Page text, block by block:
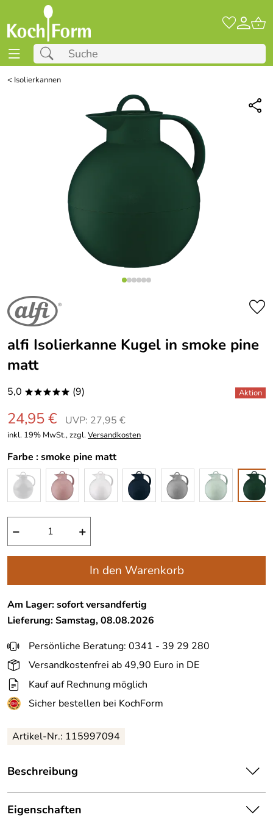
< Isolierkannen
alfi Isolierkanne Kugel in smoke pine
matt
5,0 ***** (9)
24,95 € UVP: 27,95 €
inkl. 19% MwSt., zzgl.Versandkosten
Farbe :smoke pine matt
− +
In den Warenkorb
Am Lager: sofort versandfertig
Lieferung: Samstag, 08.08.2026
Persönliche Beratung: 0341 - 39 29 280
Versandkostenfrei ab 49,90 Euro in DE
Kauf auf Rechnung möglich
Sicher bestellen bei KochForm
Artikel-Nr.: 115997094
Beschreibung
alfiIsolierkanne Kugel in smoke pine matt. Der
Designklassiker von Ole Palsby. Isolierkanne mit 0,94 L
Eigenschaften